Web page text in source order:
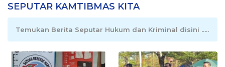
SEPUTAR KAMTIBMAS KITA
Temukan Berita Seputar Hukum dan Kriminal disini .....